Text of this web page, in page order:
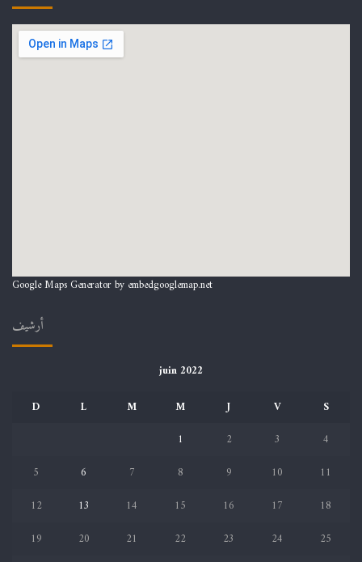
Google Maps Generator by embedgooglemap.net
أرشيف
juin 2022
D
L M M J V
S
1
2 3
4
5
6 7 8 9 10
11
12
13 14 15 16 17
18
19
20 21 22 23 24
25